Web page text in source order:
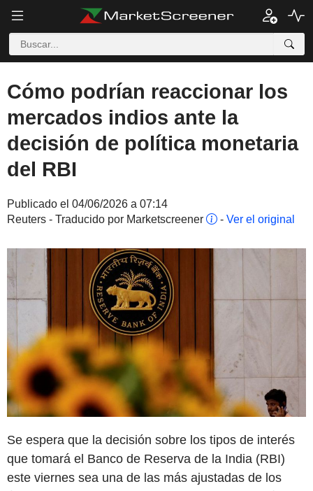
Cómo podrían reaccionar los
mercados indios ante la
decisión de política monetaria
del RBI
Publicado el 04/06/2026 a 07:14
Reuters - Traducido por Marketscreener
- Ver el original
Se espera que la decisión sobre los tipos de interés
que tomará el Banco de Reserva de la India (RBI)
este viernes sea una de las más ajustadas de los